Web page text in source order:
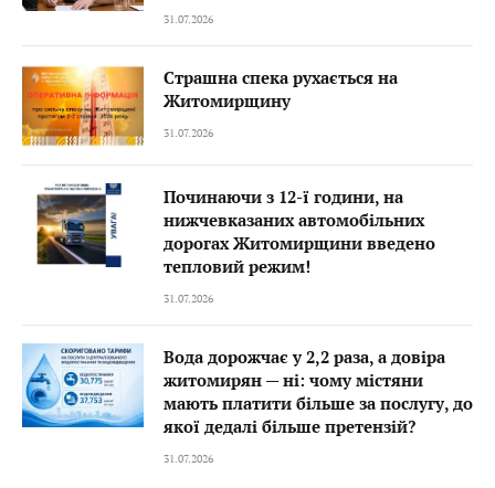
31.07.2026
Страшна спека рухається на
Житомирщину
31.07.2026
Починаючи з 12-ї години, на
нижчевказаних автомобільних
дорогах Житомирщини введено
тепловий режим!
31.07.2026
Вода дорожчає у 2,2 раза, а довіра
житомирян — ні: чому містяни
мають платити більше за послугу, до
якої дедалі більше претензій?
31.07.2026